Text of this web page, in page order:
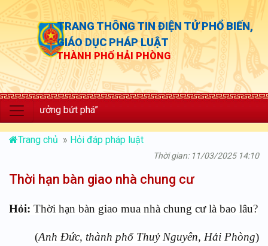
TRANG THÔNG TIN ĐIỆN TỬ PHỔ BIẾN,
GIÁO DỤC PHÁP LUẬT
THÀNH PHỐ HẢI PHÒNG
trưởng bứt phá”
Trang chủ » Hỏi đáp pháp luật
Thời gian: 11/03/2025 14:10
Thời hạn bàn giao nhà chung cư
Hỏi: Thời hạn bàn giao mua nhà chung cư là bao lâu?
(Anh Đức, thành phố Thuỷ Nguyên, Hải Phòng)